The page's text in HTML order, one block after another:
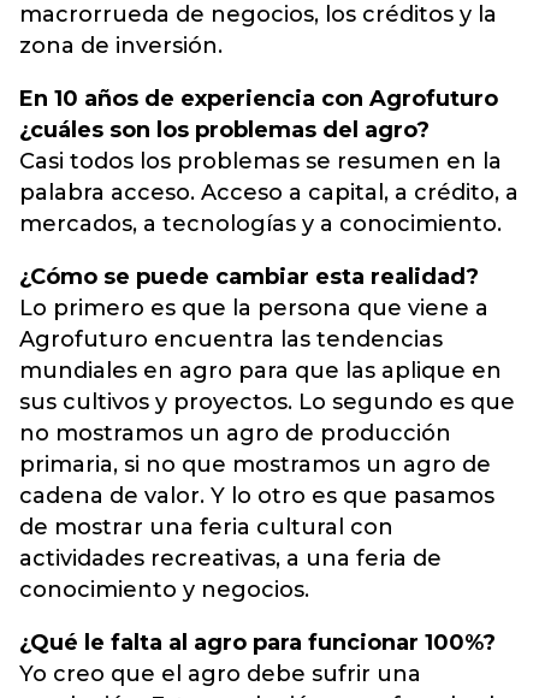
macrorrueda de negocios, los créditos y la
zona de inversión.
En 10 años de experiencia con Agrofuturo
¿cuáles son los problemas del agro?
Casi todos los problemas se resumen en la
palabra acceso. Acceso a capital, a crédito, a
mercados, a tecnologías y a conocimiento.
¿Cómo se puede cambiar esta realidad?
Lo primero es que la persona que viene a
Agrofuturo encuentra las tendencias
mundiales en agro para que las aplique en
sus cultivos y proyectos. Lo segundo es que
no mostramos un agro de producción
primaria, si no que mostramos un agro de
cadena de valor. Y lo otro es que pasamos
de mostrar una feria cultural con
actividades recreativas, a una feria de
conocimiento y negocios.
¿Qué le falta al agro para funcionar 100%?
Yo creo que el agro debe sufrir una